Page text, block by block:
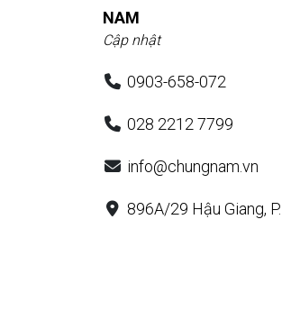
NAM
Cập nhật
0903-658-072
028 2212 7799
info@chungnam.vn
896A/29 Hậu Giang,